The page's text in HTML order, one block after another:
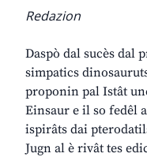
Redazion
Daspò dal sucès dal
simpatics
proponin pal Istât
Einsaur e il so fedêl
ispirâts dai
Jugn al è rivât tes